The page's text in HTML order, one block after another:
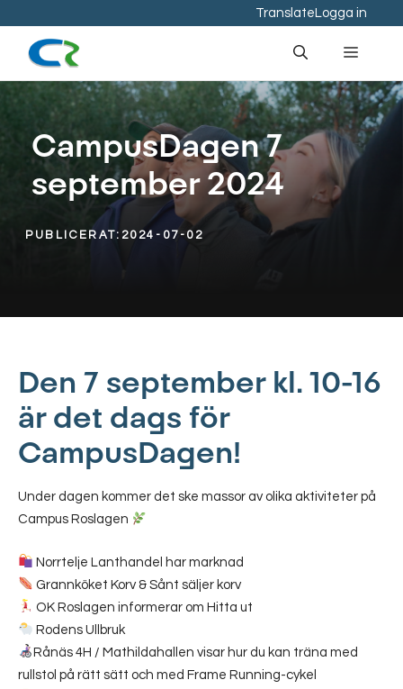
innehåll
Translate Logga in
Meny
CampusDagen 7
september 2024
PUBLICERAT: 2024-07-02
Den 7 september kl. 10-16
är det dags för
CampusDagen!
Under dagen kommer det ske massor av olika aktiviteter på
Campus Roslagen
Norrtelje Lanthandel har marknad
Grannköket Korv & Sånt säljer korv
OK Roslagen informerar om Hitta ut
Rodens Ullbruk
Rånäs 4H / Mathildahallen visar hur du kan träna med
rullstol på rätt sätt och med Frame Running-cykel